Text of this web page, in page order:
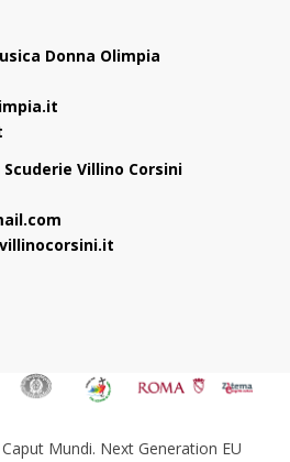
Donna Olimpia
Villino Corsini
Mundi. Next Generation EU